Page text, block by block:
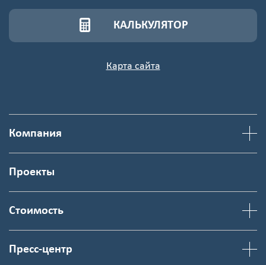
КАЛЬКУЛЯТОР
Карта сайта
Компания
Проекты
Стоимость
Пресс-центр